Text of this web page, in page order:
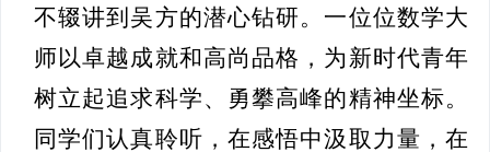
不辍讲到吴方的潜心钻研。一位位数学大
师以卓越成就和高尚品格，为新时代青年
树立起追求科学、勇攀高峰的精神坐标。
同学们认真聆听，在感悟中汲取力量，在